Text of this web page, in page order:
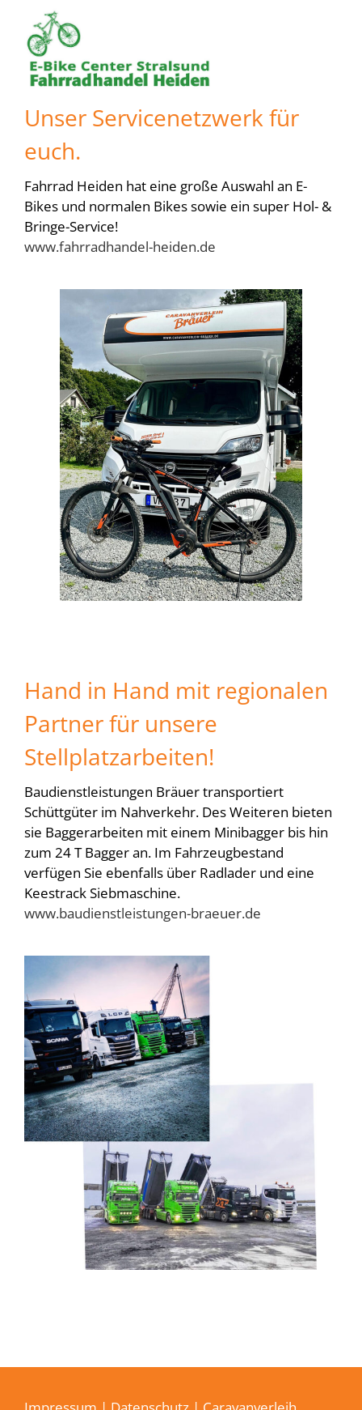
Unser Servicenetzwerk für
euch.
Fahrrad Heiden hat eine große Auswahl an E-
Bikes und normalen Bikes sowie ein super Hol- &
Bringe-Service!
www.fahrradhandel-heiden.de
Hand in Hand mit regionalen
Partner für unsere
Stellplatzarbeiten!
Baudienstleistungen Bräuer transportiert
Schüttgüter im Nahverkehr. Des Weiteren bieten
sie Baggerarbeiten mit einem Minibagger bis hin
zum 24 T Bagger an. Im Fahrzeugbestand
verfügen Sie ebenfalls über Radlader und eine
Keestrack Siebmaschine.
www.baudienstleistungen-braeuer.de